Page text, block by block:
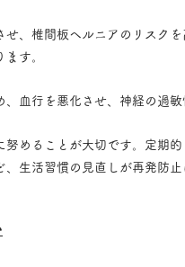
せ、椎間板ヘルニアのリスク
す。
血行を悪化させ、神経の過敏
努めることが大切です。定期
生活習慣の見直しが再発防止